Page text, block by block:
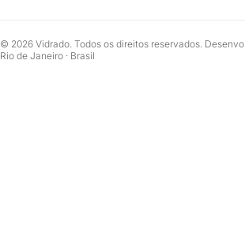
© 2026 Vidrado. Todos os direitos reservados.
Rio de Janeiro · Brasil